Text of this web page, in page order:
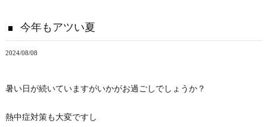
今年もアツい夏
2024/08/08
暑い日が続いていますがいかがお過ごしでしょうか？
熱中症対策も大変ですし